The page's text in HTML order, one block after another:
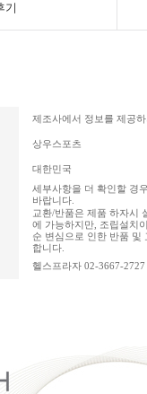
기
제조사에서 정보를 제공
상우스포츠
대한민국
세부사항을 더 확인할 경
바랍니다.
교환/반품은 제품 하자시
에 가능하지만, 조립설치
순 변심으로 인한 반품 및
합니다.
헬스프라자 02-3667-2727